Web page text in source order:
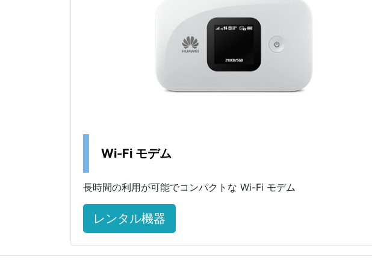
Wi-Fi モデム
長時間の利用が可能でコンパクトな Wi-Fi モデム
レンタル機器